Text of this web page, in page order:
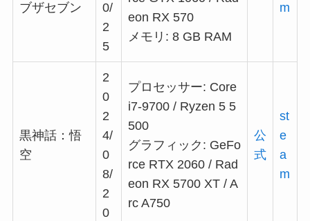
ブザセブン
0/
2
5
eon RX 570
メモリ: 8 GB RAM
m
黒神話：悟
空
2
0
2
4/
0
8/
2
0
プロセッサー: Core
i7-9700 / Ryzen 5 5
500
グラフィック: GeFo
rce RTX 2060 / Rad
eon RX 5700 XT / A
rc A750
公
式
st
e
a
m